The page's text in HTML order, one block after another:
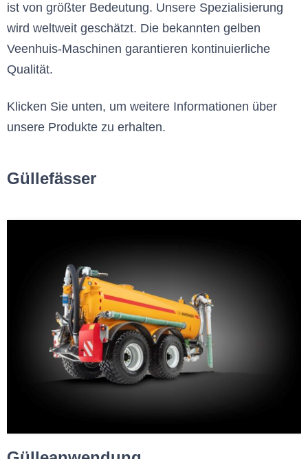
ist von größter Bedeutung. Unsere Spezialisierung
wird weltweit geschätzt. Die bekannten gelben
Veenhuis-Maschinen garantieren kontinuierliche
Qualität.
Klicken Sie unten, um weitere Informationen über
unsere Produkte zu erhalten.
Güllefässer